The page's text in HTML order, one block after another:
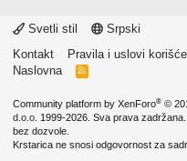
Svetli stil
Srpski
Kontakt
Pravila i uslovi
Naslovna
R
Community platform by XenForo® ©
d.o.o. 1999-2026. Sva prava
bez dozvole.
Krstarica ne snosi odgovornost za